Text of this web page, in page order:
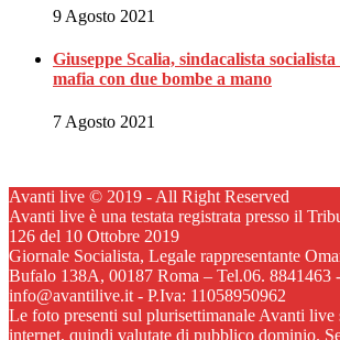
9 Agosto 2021
Giuseppe Scalia, sindacalista socialista
mafia con due bombe a mano
7 Agosto 2021
Avanti live © 2019 - All Right Reserved
Avanti live è una testata registrata presso il
126 del 10 Ottobre 2019
Giornale Socialista, Legale rappresentante
Bufalo 138A, 00187 Roma – Tel.06. 8841463
info@avantilive.it - P.Iva: 11058950962
Le foto presenti sul plurisettimanale Avanti live
internet, quindi valutate di pubblico dominio.